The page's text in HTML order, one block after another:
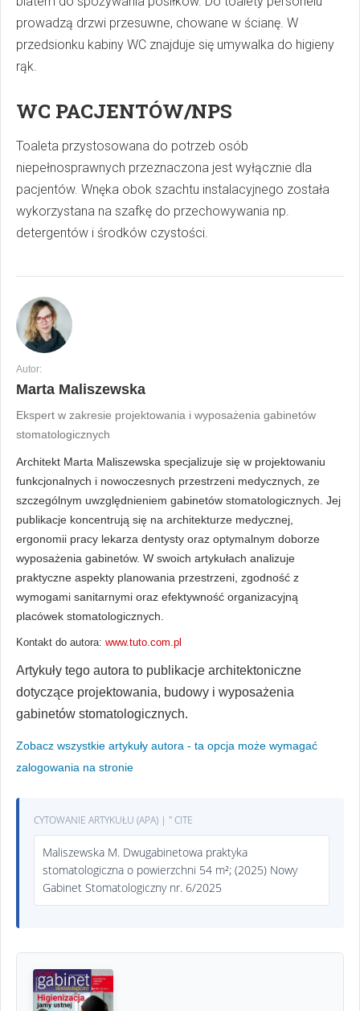
prowadzą drzwi przesuwne, chowane w ścianę. W
przedsionku kabiny WC znajduje się umywalka do higieny
rąk.
WC PACJENTÓW/NPS
Toaleta przystosowana do potrzeb osób
niepełnosprawnych przeznaczona jest wyłącznie dla
pacjentów. Wnęka obok szachtu instalacyjnego została
wykorzystana na szafkę do przechowywania np.
detergentów i środków czystości.
Autor:
Marta Maliszewska
Ekspert w zakresie projektowania i wyposażenia gabinetów
stomatologicznych
Architekt Marta Maliszewska specjalizuje się w projektowaniu
funkcjonalnych i nowoczesnych przestrzeni medycznych, ze
szczególnym uwzględnieniem gabinetów stomatologicznych. Jej
publikacje koncentrują się na architekturze medycznej,
ergonomii pracy lekarza dentysty oraz optymalnym doborze
wyposażenia gabinetów. W swoich artykułach analizuje
praktyczne aspekty planowania przestrzeni, zgodność z
wymogami sanitarnymi oraz efektywność organizacyjną
placówek stomatologicznych.
Kontakt do autora: www.tuto.com.pl
Artykuły tego autora to publikacje architektoniczne
dotyczące projektowania, budowy i wyposażenia
gabinetów stomatologicznych.
Zobacz wszystkie artykuły autora - ta opcja może wymagać
zalogowania na stronie
CYTOWANIE ARTYKUŁU (APA) | " CITE
Maliszewska M. Dwugabinetowa praktyka
stomatologiczna o powierzchni 54 m²; (2025) Nowy
Gabinet Stomatologiczny nr. 6/2025